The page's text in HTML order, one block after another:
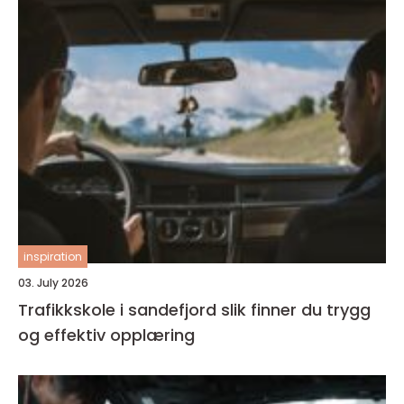
inspiration
03. July 2026
Trafikkskole i sandefjord slik finner du trygg
og effektiv opplæring